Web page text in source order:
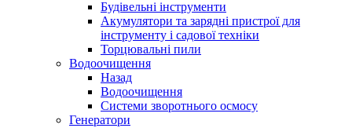
Будівельні інструменти
Акумулятори та зарядні пристрої для
інструменту і садової техніки
Торцювальні пили
Водоочищення
Назад
Водоочищення
Системи зворотнього осмосу
Генератори